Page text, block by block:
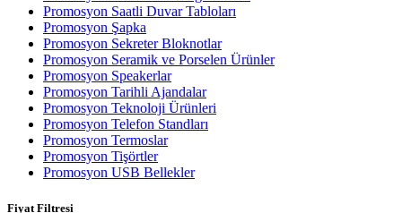
Promosyon Saatli Duvar Tabloları
Promosyon Şapka
Promosyon Sekreter Bloknotlar
Promosyon Seramik ve Porselen Ürünler
Promosyon Speakerlar
Promosyon Tarihli Ajandalar
Promosyon Teknoloji Ürünleri
Promosyon Telefon Standları
Promosyon Termoslar
Promosyon Tişörtler
Promosyon USB Bellekler
Fiyat Filtresi